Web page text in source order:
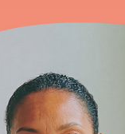
Assurance
Assurance
Assurance
Protection
Assurance